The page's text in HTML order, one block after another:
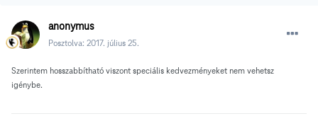
anonymus
Posztolva: 2017. július 25.
Szerintem hosszabbítható viszont speciális kedvezményeket nem vehetsz
igénybe.